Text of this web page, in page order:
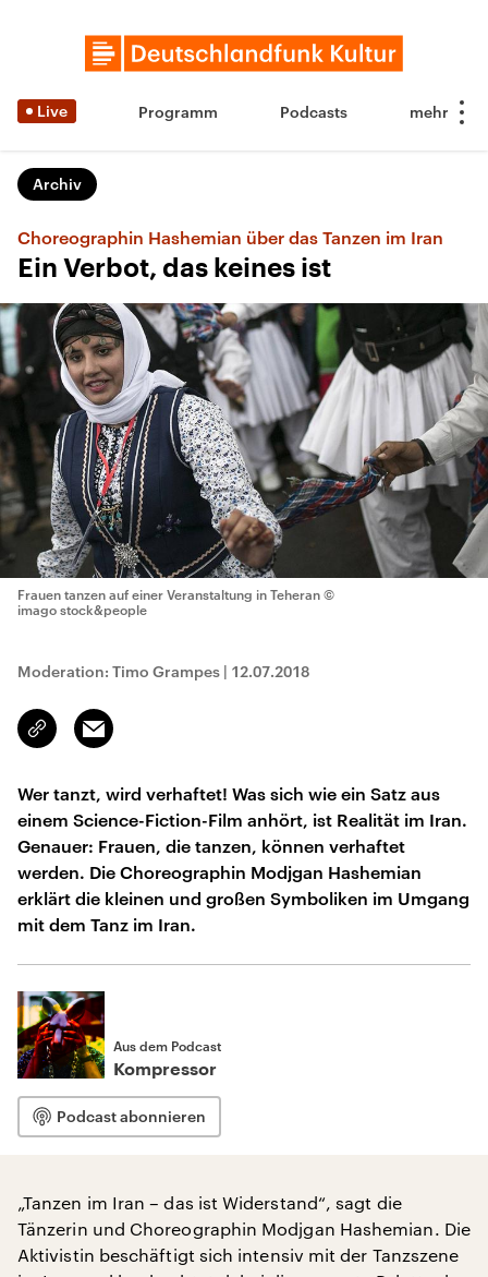
Live Programm Podcasts
Archiv
Choreographin Hashemian über das Tanzen im Iran
Ein Verbot, das keines ist
Frauen tanzen auf einer Veranstaltung in Teheran ©
imago stock&people
Moderation: Timo Grampes | 12.07.2018
Link
kopieren/teilen
Email
Wer tanzt, wird verhaftet! Was sich wie ein Satz aus
einem Science-Fiction-Film anhört, ist Realität im Iran.
Genauer: Frauen, die tanzen, können verhaftet
werden. Die Choreographin Modjgan Hashemian
erklärt die kleinen und großen Symboliken im Umgang
mit dem Tanz im Iran.
Aus dem Podcast
Kompressor
Podcast abonnieren
„Tanzen im Iran – das ist Widerstand“, sagt die
Tänzerin und Choreographin Modjgan Hashemian. Die
Aktivistin beschäftigt sich intensiv mit der Tanzszene